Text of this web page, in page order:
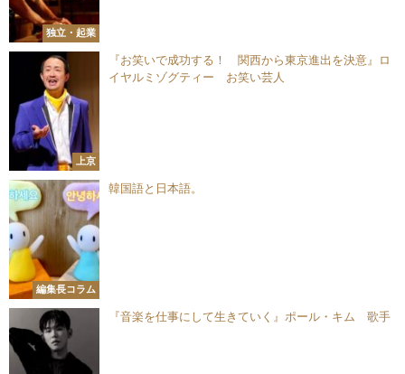
独立・起業
上京
『お笑いで成功する！ 関西から東京進出を決意』ロ
イヤルミゾグティー お笑い芸人
編集長コラム
韓国語と日本語。
『音楽を仕事にして生きていく』ポール・キム 歌手